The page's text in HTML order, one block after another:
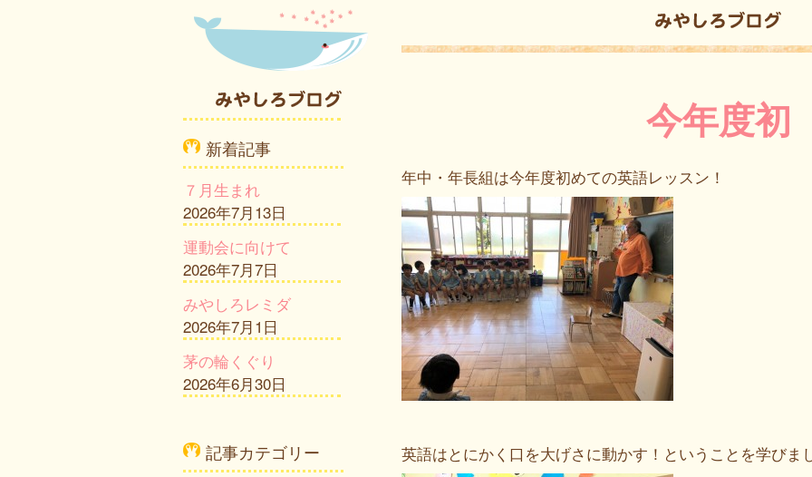
今年度初
年中・年長組は今年度初めての英語レッスン！
英語はとにかく口を大げさに動かす！ということを学びま
新着記事
７月生まれ
2026年7月13日
運動会に向けて
2026年7月7日
みやしろレミダ
2026年7月1日
茅の輪くぐり
2026年6月30日
記事カテゴリー